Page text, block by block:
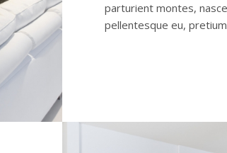
parturient montes,
pellentesque eu,